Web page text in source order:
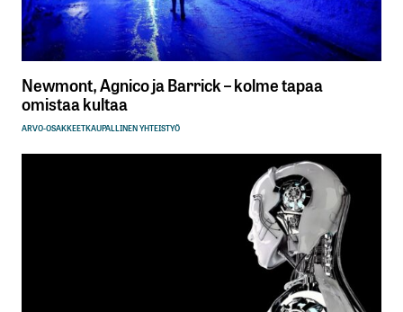
Newmont, Agnico ja Barrick – kolme tapaa
omistaa kultaa
ARVO-OSAKKEETKAUPALLINEN YHTEISTYÖ